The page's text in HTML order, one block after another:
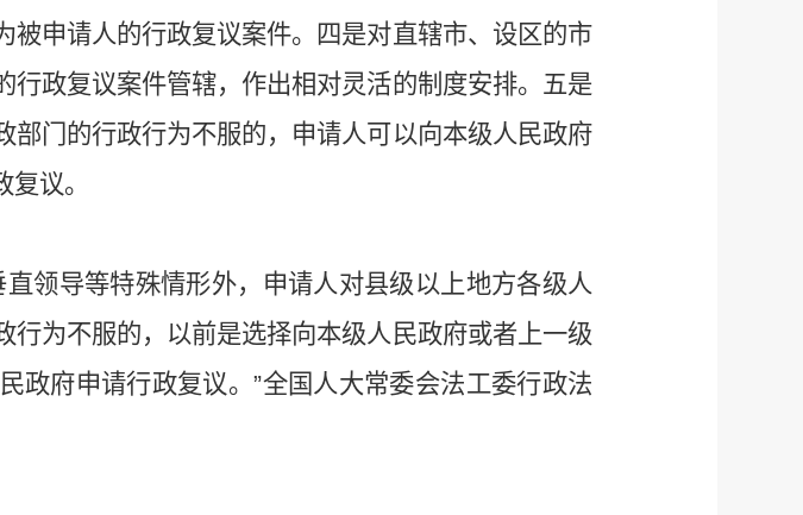
申请人的行政复议案件。四是对直辖市、设区的市
政复议案件管辖，作出相对灵活的制度安排。五是
门的行政行为不服的，申请人可以向本级人民政府
议。
领导等特殊情形外，申请人对县级以上地方各级人
为不服的，以前是选择向本级人民政府或者上一级
政府申请行政复议。”全国人大常委会法工委行政法